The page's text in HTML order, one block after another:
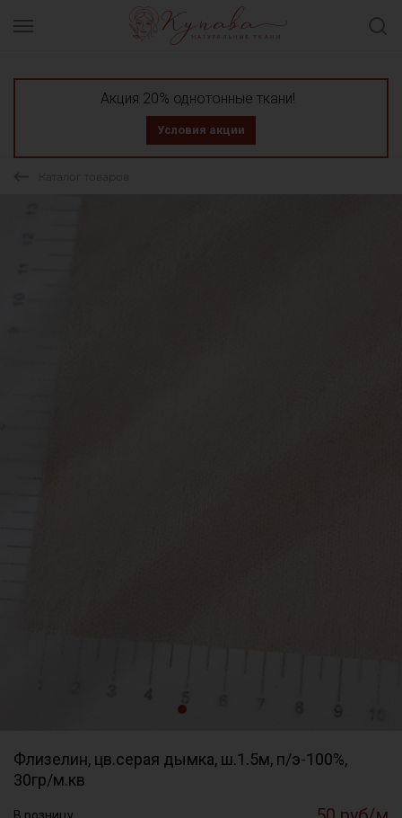
Акция 20% однотонные ткани!
Условия акции
Каталог товаров
Флизелин, цв.серая дымка, ш.1.5м, п/э-100%,
30гр/м.кв